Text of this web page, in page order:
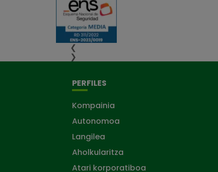
❮
❯
PERFILES
Kompainia
Autonomoa
Langilea
Aholkularitza
Atari korporatiboa